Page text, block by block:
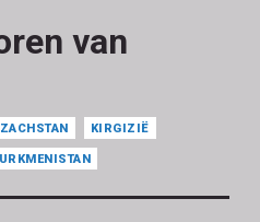
van
KIRGIZIË